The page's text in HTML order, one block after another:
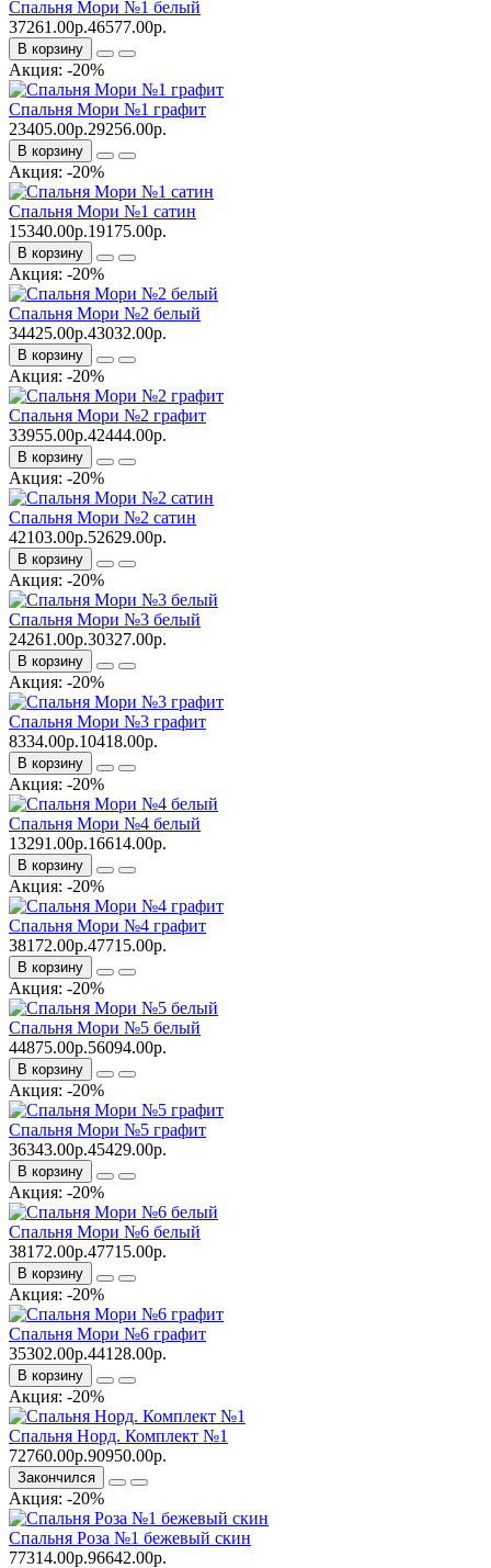
Спальня Мори №1 белый
37261.00р.46577.00р.
В корзину
Акция: -20%
Спальня Мори №1 графит
23405.00р.29256.00р.
В корзину
Акция: -20%
Спальня Мори №1 сатин
15340.00р.19175.00р.
В корзину
Акция: -20%
Спальня Мори №2 белый
34425.00р.43032.00р.
В корзину
Акция: -20%
Спальня Мори №2 графит
33955.00р.42444.00р.
В корзину
Акция: -20%
Спальня Мори №2 сатин
42103.00р.52629.00р.
В корзину
Акция: -20%
Спальня Мори №3 белый
24261.00р.30327.00р.
В корзину
Акция: -20%
Спальня Мори №3 графит
8334.00р.10418.00р.
В корзину
Акция: -20%
Спальня Мори №4 белый
13291.00р.16614.00р.
В корзину
Акция: -20%
Спальня Мори №4 графит
38172.00р.47715.00р.
В корзину
Акция: -20%
Спальня Мори №5 белый
44875.00р.56094.00р.
В корзину
Акция: -20%
Спальня Мори №5 графит
36343.00р.45429.00р.
В корзину
Акция: -20%
Спальня Мори №6 белый
38172.00р.47715.00р.
В корзину
Акция: -20%
Спальня Мори №6 графит
35302.00р.44128.00р.
В корзину
Акция: -20%
Спальня Норд. Комплект №1
72760.00р.90950.00р.
Закончился
Акция: -20%
Спальня Роза №1 бежевый скин
77314.00р.96642.00р.